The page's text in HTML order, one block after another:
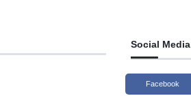
Social Media
Facebook